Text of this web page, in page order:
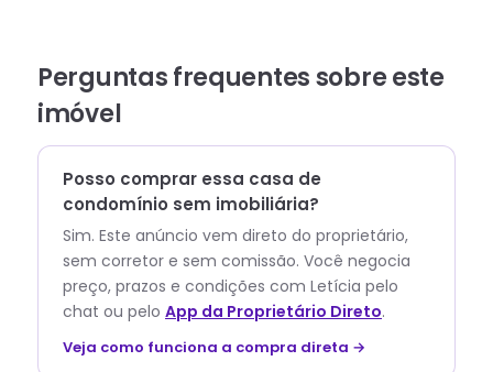
Perguntas frequentes sobre este
imóvel
Posso comprar essa casa de
condomínio sem imobiliária?
Sim. Este anúncio vem direto do proprietário,
sem corretor e sem comissão. Você negocia
preço, prazos e condições com Letícia pelo
chat ou pelo App da Proprietário Direto.
Veja como funciona a compra direta →